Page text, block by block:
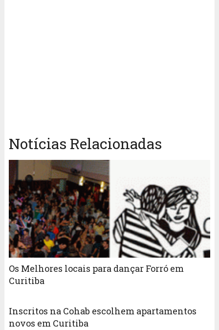
Notícias Relacionadas
Os Melhores locais para dançar Forró em
Curitiba
Inscritos na Cohab escolhem apartamentos
novos em Curitiba